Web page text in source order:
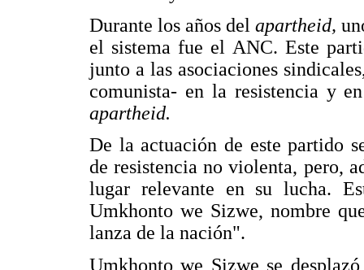
Durante los años del apartheid,
el sistema fue el ANC. Este
junto a las asociaciones
comunista- en la resistencia y
apartheid.
De la actuación de este partido
de resistencia no violenta, pero,
lugar relevante en su lucha.
Umkhonto we Sizwe, nombre
lanza de la nación".
Umkhonto we Sizwe se